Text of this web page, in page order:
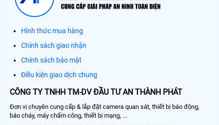
Hình thức mua hàng
Chính sách giao nhận
Chính sách bảo mật
Điều kiện giao dịch chung
CÔNG TY TNHH TM-DV ĐẦU TƯ AN THÀNH PHÁT
Đơn vị chuyên cung cấp & lắp đặt camera quan sát, thiết bị báo động,
báo cháy, máy chấm công, thiết bị mạng, ...